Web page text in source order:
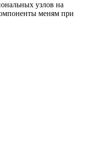
узлов на
меням при